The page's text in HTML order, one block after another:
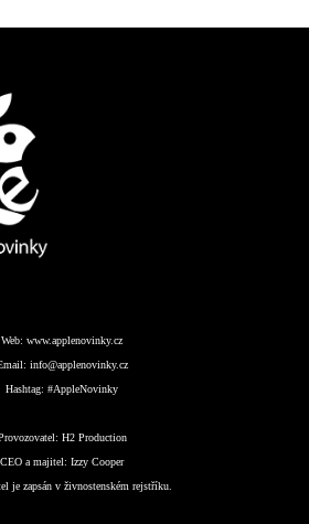
Web: www.applenovinky.cz
info@applenovinky.cz
Hashtag: #AppleNovinky
H2 Production
CEO a majitel: Izzy Cooper
je zapsán v živnostenském rejstříku.